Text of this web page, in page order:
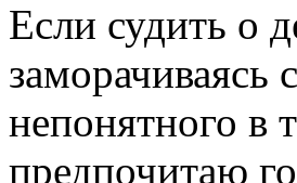
Если судить о
заморачиваясь
непонятного в
предпочитаю